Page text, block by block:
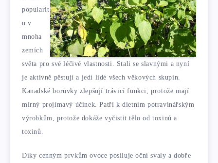
popularit
u v
mnoha
zemích
světa pro své léčivé vlastnosti. Stali se slavnými a nyní
je aktivně pěstují a jedí lidé všech věkových skupin.
Kanadské borůvky zlepšují trávicí funkci, protože mají
mírný projímavý účinek. Patří k dietním potravinářským
výrobkům, protože dokáže vyčistit tělo od toxinů a
toxinů.
Díky cenným prvkům ovoce posiluje oční svaly a dobře